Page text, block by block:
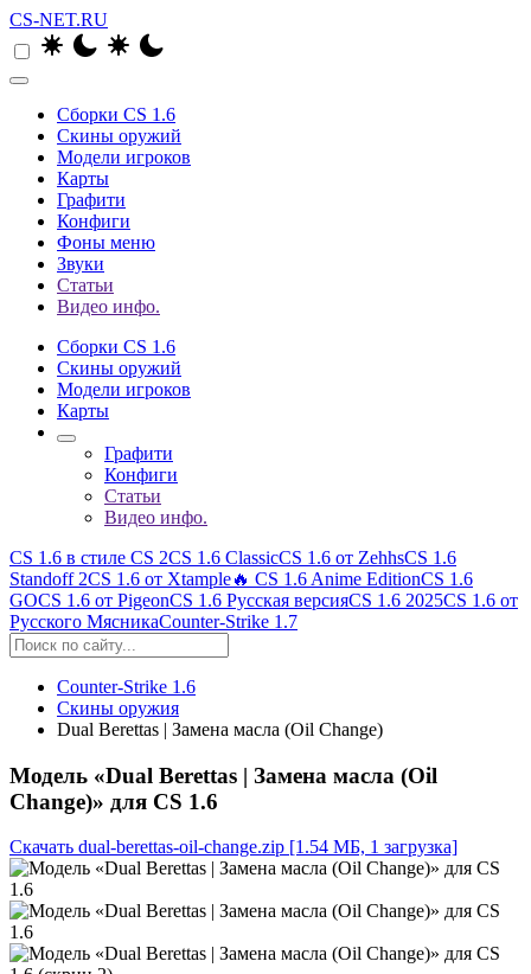
CS-NET.RU
Сборки CS 1.6
Скины оружий
Модели игроков
Карты
Графити
Конфиги
Фоны меню
Звуки
Статьи
Видео инфо.
Сборки CS 1.6
Скины оружий
Модели игроков
Карты
Графити
Конфиги
Статьи
Видео инфо.
CS 1.6 в стиле CS 2CS 1.6 ClassicCS 1.6 от ZehhsCS 1.6
Standoff 2CS 1.6 от Xtample🔥 CS 1.6 Anime EditionCS 1.6
GOCS 1.6 от PigeonCS 1.6 Русская версияCS 1.6 2025CS 1.6 от
Русского МясникаCounter-Strike 1.7
Counter-Strike 1.6
Скины оружия
Dual Berettas | Замена масла (Oil Change)
Модель «Dual Berettas | Замена масла (Oil
Change)» для CS 1.6
Скачать dual-berettas-oil-change.zip [1.54 МБ, 1 загрузка]